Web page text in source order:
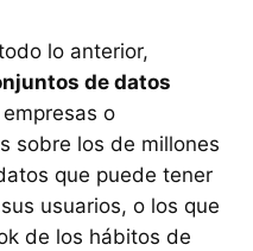
lo anterior,
de datos
o
sobre los de millones
que puede tener
usuarios, o los que
de los hábitos de